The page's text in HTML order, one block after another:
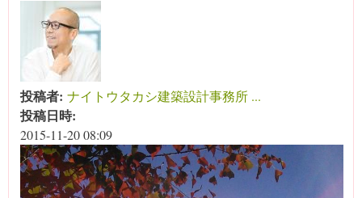
投稿者: ナイトウタカシ建築設計事務所 ...
投稿日時:
2015-11-20 08:09